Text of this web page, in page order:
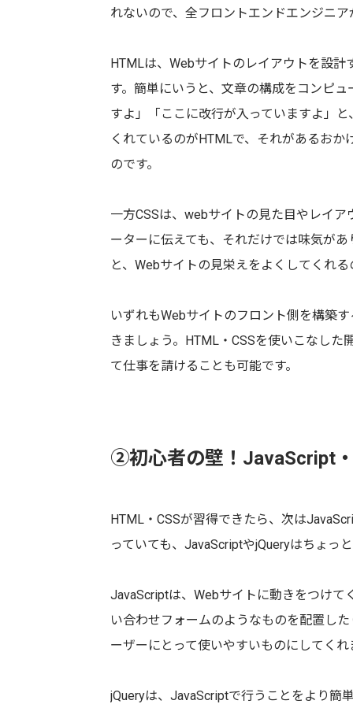
れないので、全フロントエンドエンジニ
HTMLは、Webサイトのレイアウトを設
す。簡単にいうと、文章の構成をコンピ
すよ」「ここに改行が入っていますよ」
くれているのがHTMLで、それがあるお
のです。
一方CSSは、webサイトの見た目やレイ
ーターに伝えても、それだけでは味気が
と、Webサイトの見栄えをよくしてくれる
いずれもWebサイトのフロント側を構築
きましょう。HTML・CSSを使いこなし
て仕事を請けることも可能です。
②初心者の壁！JavaScript
HTML・CSSが習得できたら、次は
っていても、JavaScriptやjQueryはちょっ
JavaScriptは、Webサイトに動きをつけて
い合わせフォームのようなものを配置し
ーザーにとって使いやすいものにしてくれ
jQueryは、JavaScriptで行うことをより簡